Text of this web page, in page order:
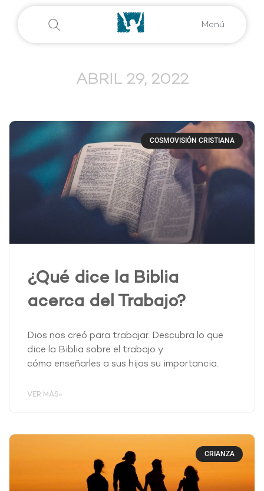
Menú
ABRIL 29, 2022
COSMOVISIÓN CRISTIANA
¿Qué dice la Biblia
acerca del Trabajo?
Dios nos creó para trabajar. Descubra lo que
dice la Biblia sobre el trabajo y
cómo enseñarles a sus hijos su importancia.
VER MÁS»
CRIANZA